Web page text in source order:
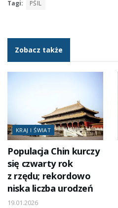
Tagi: PŚIL
Zobacz także
KRAJ I ŚWIAT
Populacja Chin kurczy
się czwarty rok
z rzędu; rekordowo
niska liczba urodzeń
19.01.2026